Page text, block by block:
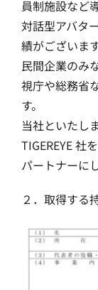
員制施設など
対話型アバタ
績がございます
民間企業のみ
視庁や総務省
す。
当社といたし
TIGEREYE 社
パートナーに
２．取得する